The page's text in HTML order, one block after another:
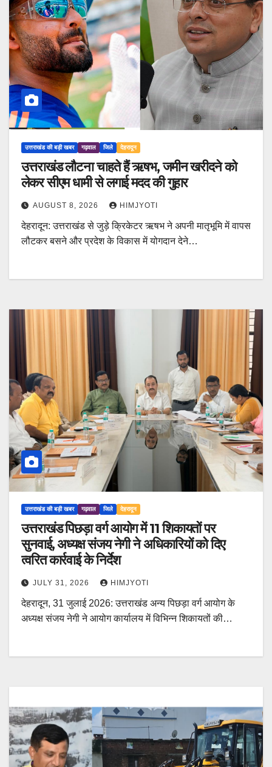
उत्तराखंड की बड़ी खबर गढ़वाल जिले देहरादून
उत्तराखंड लौटना चाहते हैं ऋषभ, जमीन खरीदने को
लेकर सीएम धामी से लगाई मदद की गुहार
AUGUST 8, 2026 HIMJYOTI
देहरादून: उत्तराखंड से जुड़े क्रिकेटर ऋषभ ने अपनी मातृभूमि में वापस
लौटकर बसने और प्रदेश के विकास में योगदान देने…
उत्तराखंड की बड़ी खबर गढ़वाल जिले देहरादून
उत्तराखंड पिछड़ा वर्ग आयोग में 11 शिकायतों पर
सुनवाई, अध्यक्ष संजय नेगी ने अधिकारियों को दिए
त्वरित कार्रवाई के निर्देश
JULY 31, 2026 HIMJYOTI
देहरादून, 31 जुलाई 2026: उत्तराखंड अन्य पिछड़ा वर्ग आयोग के
अध्यक्ष संजय नेगी ने आयोग कार्यालय में विभिन्न शिकायतों की…